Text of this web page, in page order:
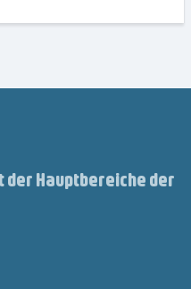
der Hauptbereiche der